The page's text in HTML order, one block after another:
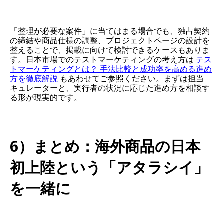
「整理が必要な案件」に当てはまる場合でも、独占契約
の締結や商品仕様の調整、プロジェクトページの設計を
整えることで、掲載に向けて検討できるケースもありま
す。日本市場でのテストマーケティングの考え方は テス
トマーケティングとは？ 手法比較と成功率を高める進め
方を徹底解説 もあわせてご参照ください。まずは担当
キュレーターと、実行者の状況に応じた進め方を相談す
る形が現実的です。
6）まとめ：海外商品の日本
初上陸という「アタラシイ」
を一緒に